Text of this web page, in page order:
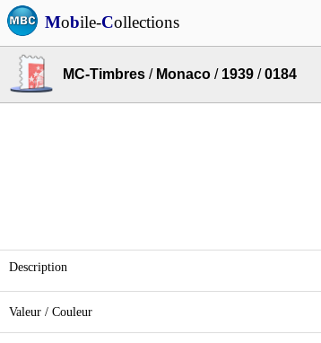
Mobile-Collections
MC-Timbres / Monaco / 1939 /0184
Description
Valeur / Couleur